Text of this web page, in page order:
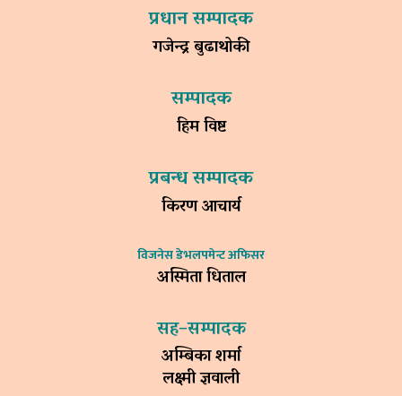
प्रधान सम्पादक
गजेन्द्र बुढाथोकी
सम्पादक
हिम विष्ट
प्रबन्ध सम्पादक
किरण आचार्य
विजनेस डेभलपमेन्ट अफिसर
अस्मिता धिताल
सह–सम्पादक
अम्बिका शर्मा
लक्ष्मी ज्ञवाली